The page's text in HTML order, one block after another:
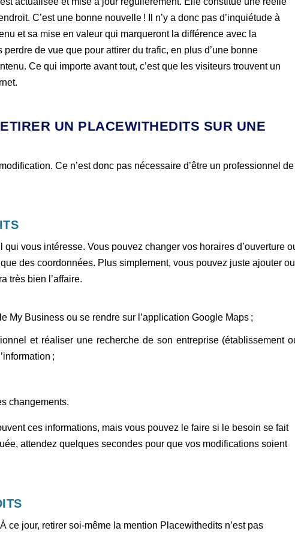
C’est une bonne nouvelle ! Il n’y a donc pas d’inquiétude à
et sa mise en valeur qui marqueront la différence avec la
de vue que pour attirer du trafic, en plus d’une bonne
Ce qui importe avant tout, c’est que les visiteurs trouvent un
UN PLACEWITHEDITS SUR UNE
Ce n’est donc pas nécessaire d’être un professionnel de
vous intéresse. Vous pouvez changer vos horaires d’ouverture
des coordonnées. Plus simplement, vous pouvez juste ajouter ou
très bien l’affaire.
My Business ou se rendre sur l’application Google Maps ;
et réaliser une recherche de son entreprise (établissement
;
changements.
ces informations, mais vous pouvez le faire si le besoin se fait
attendez quelques secondes pour que vos modifications soient
ce jour, retirer soi-même la mention Placewithedits n’est pas